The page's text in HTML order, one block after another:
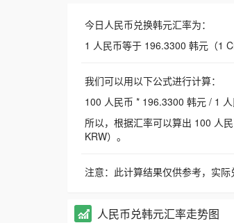
今日人民币兑换韩元汇率为：
1 人民币等于 196.3300 韩元（1
我们可以用以下公式进行计算：
100 人民币 * 196.3300 韩元 / 1
所以，根据汇率可以算出 100 人
KRW）。
注意：此计算结果仅供参考，实际
人民币兑韩元汇率走势图